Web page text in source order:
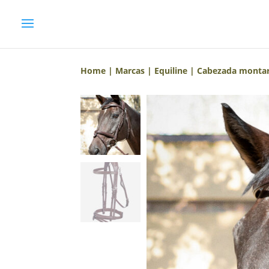
Home | Marcas | Equiline | Cabezada